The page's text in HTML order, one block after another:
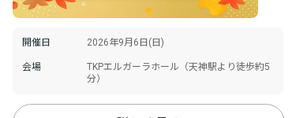
開催日 2026年9月6日(日)
会場
TKPエルガーラホール（天神駅より徒歩約5
分）